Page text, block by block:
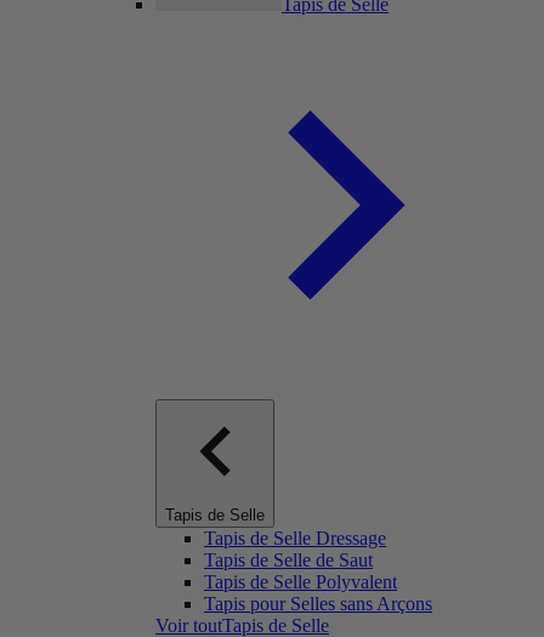
Tapis de Selle
Tapis de Selle Dressage
Tapis de Selle de Saut
Tapis de Selle Polyvalent
Tapis pour Selles sans Arçons
Voir toutTapis de Selle